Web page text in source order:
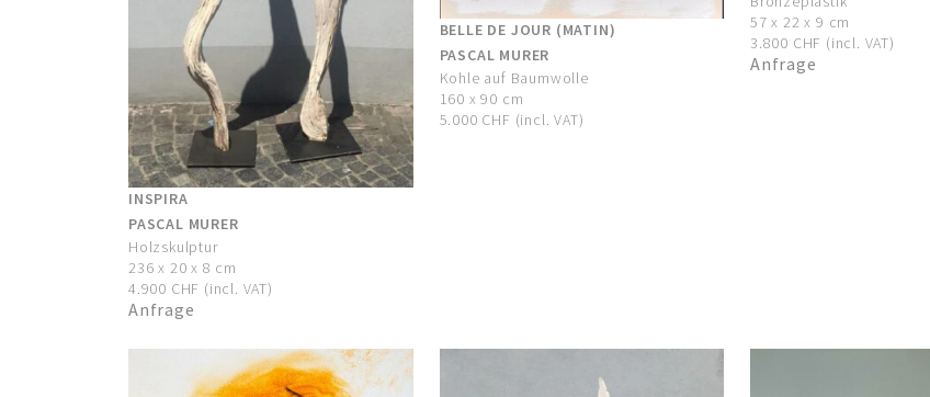
INSPIRA
PASCAL MURER
Holzskulptur
236 x 20 x 8 cm
4.900 CHF (incl. VAT)
Anfrage
BELLE DE JOUR (MATIN)
PASCAL MURER
Kohle auf Baumwolle
160 x 90 cm
5.000 CHF (incl. VAT)
57 x 22 x 9 cm
3.800 CHF (incl. VAT)
Anfrage